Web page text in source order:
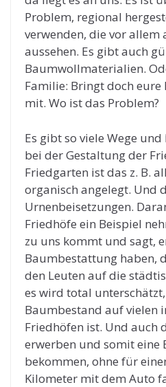
Problem, regional
verwenden, die vor
aussehen. Es gibt auch
Baumwollmaterialien.
Familie: Bringt doch
mit. Wo ist das Problem?
Es gibt so viele Wege
bei der Gestaltung der
Friedgarten ist das z. B.
organisch angelegt. Und
Urnenbeisetzungen.
Friedhöfe ein Beispiel
zu uns kommt und sagt,
Baumbestattung haben,
den Leuten auf die
es wird total
Baumbestand auf vielen
Friedhöfen ist. Und auch
erwerben und somit eine
bekommen, ohne für
Kilometer mit dem Auto